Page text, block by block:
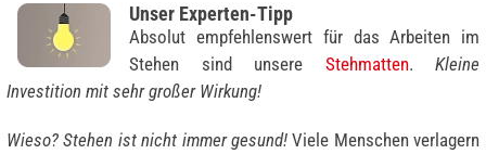
Unser Experten-Tipp
Absolut empfehlenswert für das Arbeiten im
Stehen sind unsere Stehmatten. Kleine
Investition mit sehr großer Wirkung!
Wieso? Stehen ist nicht immer gesund!Viele Menschen verlagern